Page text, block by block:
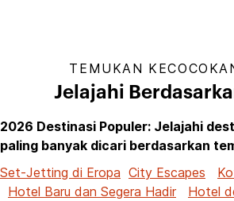
TEMUKAN
Jelajahi
2026 Destinasi Populer: Jelajahi
paling banyak dicari berdasarkan
Set-Jetting di Eropa City Escapes
Hotel Baru dan Segera Hadir
Hotel